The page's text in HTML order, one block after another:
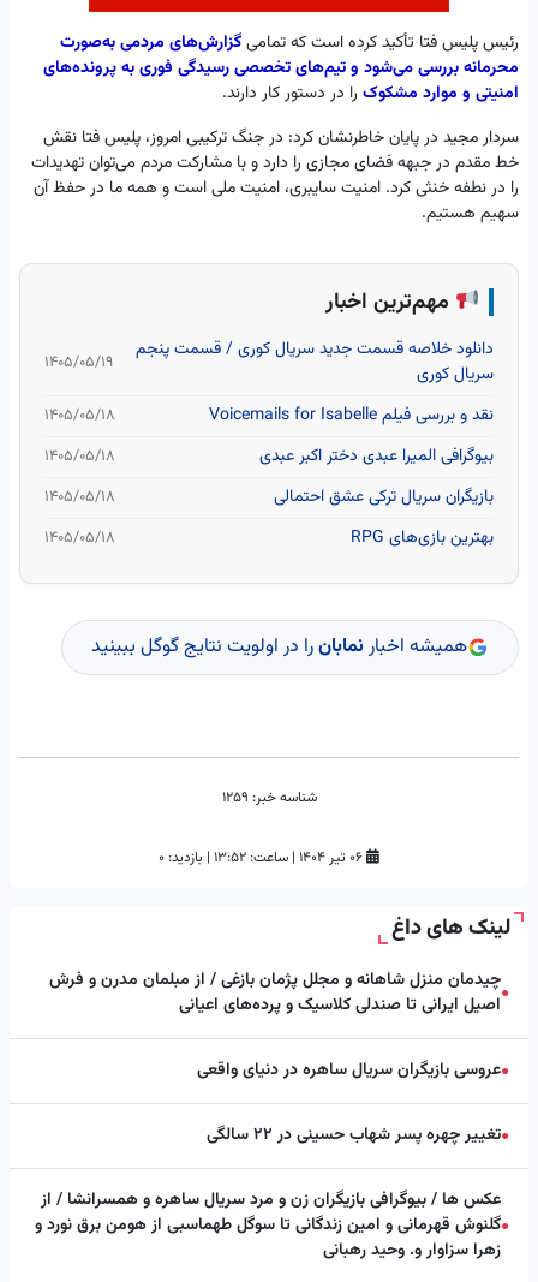
رئیس پلیس فتا تأکید کرده است که تمامیگزارش‌های مردمی به‌صورت
محرمانه بررسی می‌شود و تیم‌های تخصصی رسیدگی فوری به پرونده‌های
امنیتی و موارد مشکوک را در دستور کار دارند.
سردار مجید در پایان خاطرنشان کرد: در جنگ ترکیبی امروز، پلیس فتا نقش
خط مقدم در جبهه فضای مجازی را دارد و با مشارکت مردم می‌توان تهدیدات
را در نطفه خنثی کرد. امنیت سایبری، امنیت ملی است و همه ما در حفظ آن
سهیم هستیم.
مهم‌ترین اخبار
دانلود خلاصه قسمت جدید سریال کوری / قسمت پنجم
سریال کوری
۱۴۰۵/۰۵/۱۹
نقد و بررسی فیلم Voicemails for Isabelle ۱۴۰۵/۰۵/۱۸
بیوگرافی المیرا عبدی دختر اکبر عبدی ۱۴۰۵/۰۵/۱۸
بازیگران سریال ترکی عشق احتمالی ۱۴۰۵/۰۵/۱۸
بهترین بازی‌های RPG ۱۴۰۵/۰۵/۱۸
همیشه اخبار نمابانرا در اولویت نتایج گوگل ببینید
شناسه خبر:
| ساعت: ۱۳:۵۲ | بازدید: 0
لینک های داغ
●چیدمان منزل شاهانه و مجلل پژمان بازغی / از مبلمان مدرن و فرش
اصیل ایرانی تا صندلی کلاسیک و پرده‌های اعیانی
●عروسی بازیگران سریال ساهره در دنیای واقعی
●تغییر چهره پسر شهاب حسینی در ۲۲ سالگی
●
عکس ها / بیوگرافی بازیگران زن و مرد سریال ساهره و همسرانشا / از
گلنوش قهرمانی و امین زندگانی تا سوگل طهماسبی از هومن برق نورد و
زهرا سزاوار و. وحید رهبانی